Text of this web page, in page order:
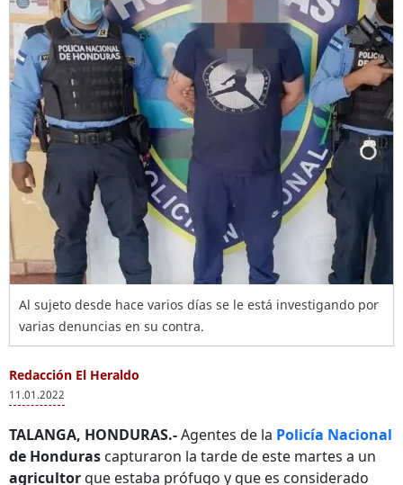
Al sujeto desde hace varios días se le está investigando por
varias denuncias en su contra.
Redacción El Heraldo
11.01.2022
TALANGA, HONDURAS.-Agentes de la Policía Nacional
de Honduras capturaron la tarde de este martes a un
agricultorque estaba prófugo y que es considerado